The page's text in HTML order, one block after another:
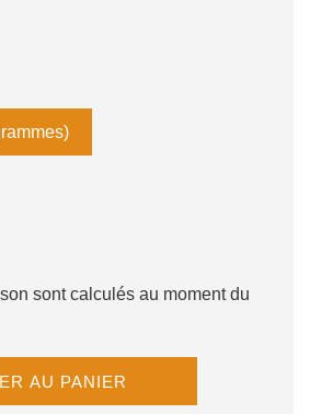
sont calculés au moment du
AU PANIER